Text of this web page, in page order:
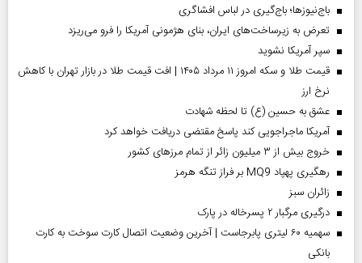
باج‌نیوزها؛ باج‌گیری در لباس افشاگری
تعرض به زیرساخت‌های ایران، بنای هژمونی آمریکا را فرو می‌ریزد
سپر آمریکا نشوید
قیمت طلا و سکه امروز ۱۱ مرداد ۱۴۰۵ | افت قیمت طلا در بازار تهران با کاهش
نرخ ارز
عشق به حسین (ع) تا لحظه شهادت
آمریکا ماجراجویی کند پاسخ مقتضی دریافت خواهد کرد
خروج بیش از ۳ میلیون زائر از تمام مرز‌های کشور
رهگیری پهپاد MQ9 بر فراز تنگه هرمز
‌زائران سبز
درگیری مرگبار ۲ پسرخاله در پارک
سهمیه ۶۰ لیتری پابرجاست | آخرین وضعیت اتصال کارت سوخت به کارت
بانکی